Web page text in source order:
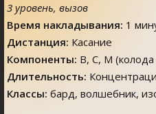
3 уровень, вызов
Время накладывания: 1
Дистанция: Касание
Компоненты: В, С, М (колода
Длительность:
Классы: бард, волшебник,